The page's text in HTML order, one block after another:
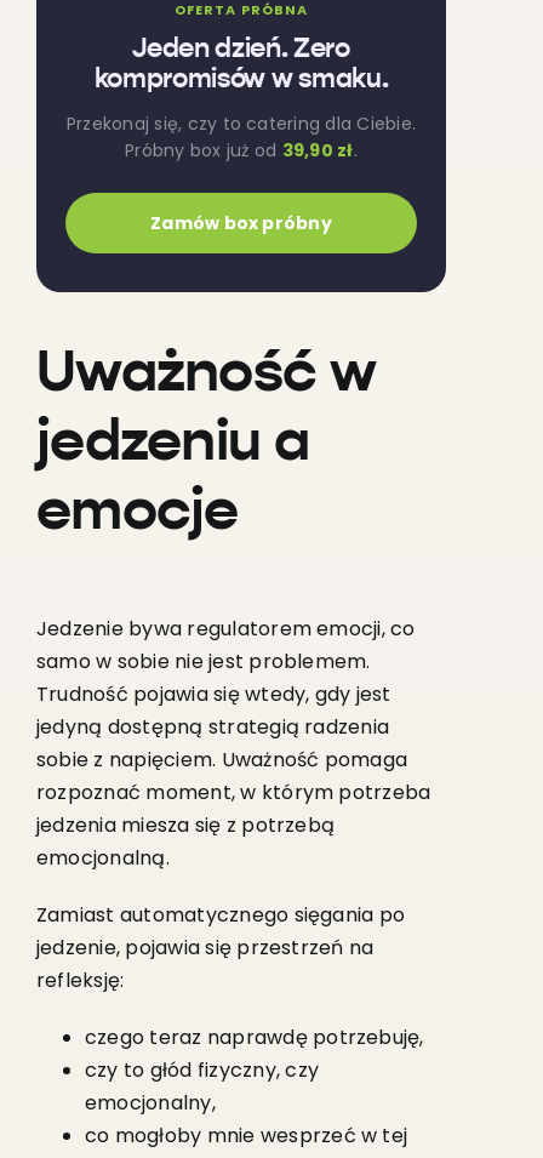
OFERTA PRÓBNA
Jeden dzień. Zero
kompromisów w smaku.
Przekonaj się, czy to catering dla Ciebie.
Próbny box już od 39,90 zł.
Zamów box próbny
Uważność w
jedzeniu a
emocje
Jedzenie bywa regulatorem emocji, co
samo w sobie nie jest problemem.
Trudność pojawia się wtedy, gdy jest
jedyną dostępną strategią radzenia
sobie z napięciem. Uważność pomaga
rozpoznać moment, w którym potrzeba
jedzenia miesza się z potrzebą
emocjonalną.
Zamiast automatycznego sięgania po
jedzenie, pojawia się przestrzeń na
refleksję:
czego teraz naprawdę potrzebuję,
czy to głód fizyczny, czy
emocjonalny,
co mogłoby mnie wesprzeć w tej